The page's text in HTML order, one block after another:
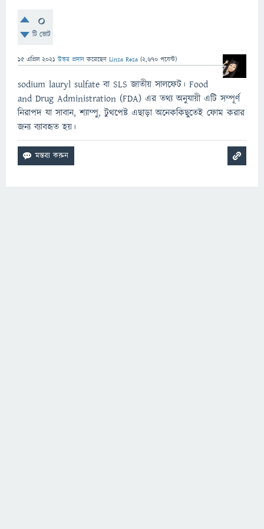
0
টি ভোট
15 এপ্রিল 2021 উত্তর প্রদান করেছেন Linza Reza (2,670 পয়েন্ট)
sodium lauryl sulfate বা SLS জাতীয় সালফেট। Food
and Drug Administration (FDA) এর তথ্য অনুযায়ী এটি সম্পূর্ণ
নিরাপদ যা সাবান, শ্যাম্পু, টুথপেষ্ট এছাড়া অনেককিছুতেই ফোম করার
জন্য ব্যাবহৃত হয়।